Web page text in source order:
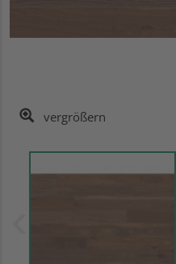
vergrößern